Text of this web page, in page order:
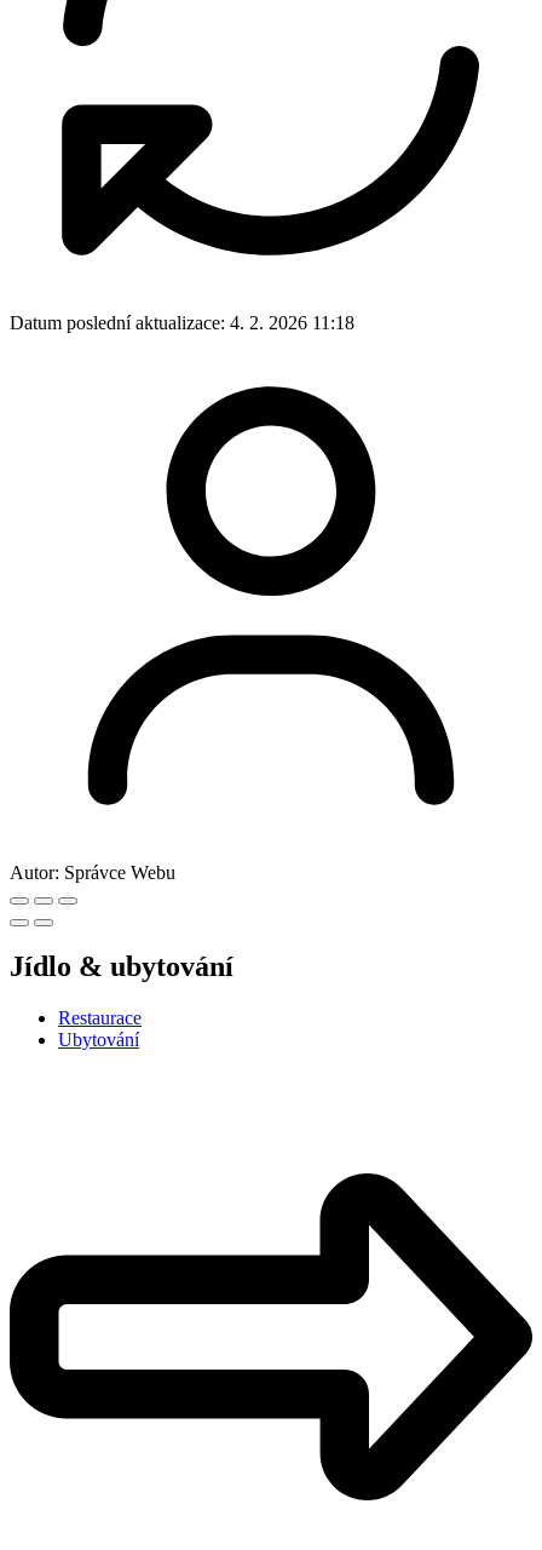
Datum poslední aktualizace: 4. 2. 2026 11:18
Autor: Správce Webu
Jídlo & ubytování
Restaurace
Ubytování